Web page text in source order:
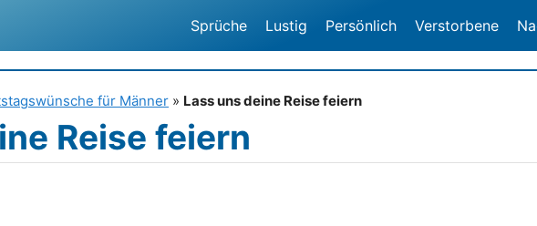
Sprüche Lustig Persönlich Verstorbene
für Männer » Lass uns deine Reise feiern
Reise feiern